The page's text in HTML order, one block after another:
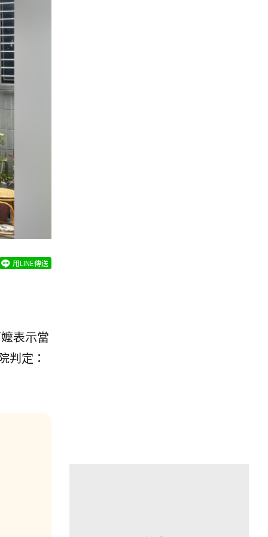
用LINE傳送
表示當
判定：